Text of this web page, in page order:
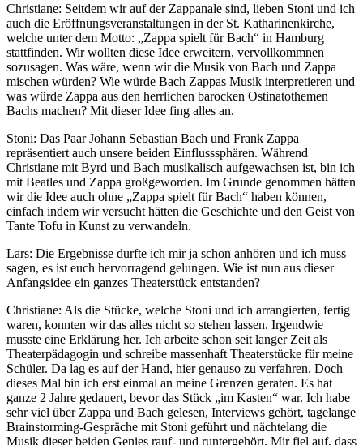
Christiane: Seitdem wir auf der Zappanale sind, lieben Stoni und ich
auch die Eröffnungsveranstaltungen in der St. Katharinenkirche,
welche unter dem Motto: „Zappa spielt für Bach“ in Hamburg
stattfinden. Wir wollten diese Idee erweitern, vervollkommnen
sozusagen. Was wäre, wenn wir die Musik von Bach und Zappa
mischen würden? Wie würde Bach Zappas Musik interpretieren und
was würde Zappa aus den herrlichen barocken Ostinatothemen
Bachs machen? Mit dieser Idee fing alles an.
Stoni: Das Paar Johann Sebastian Bach und Frank Zappa
repräsentiert auch unsere beiden Einflusssphären. Während
Christiane mit Byrd und Bach musikalisch aufgewachsen ist, bin ich
mit Beatles und Zappa großgeworden. Im Grunde genommen hätten
wir die Idee auch ohne „Zappa spielt für Bach“ haben können,
einfach indem wir versucht hätten die Geschichte und den Geist von
Tante Tofu in Kunst zu verwandeln.
Lars: Die Ergebnisse durfte ich mir ja schon anhören und ich muss
sagen, es ist euch hervorragend gelungen. Wie ist nun aus dieser
Anfangsidee ein ganzes Theaterstück entstanden?
Christiane: Als die Stücke, welche Stoni und ich arrangierten, fertig
waren, konnten wir das alles nicht so stehen lassen. Irgendwie
musste eine Erklärung her. Ich arbeite schon seit langer Zeit als
Theaterpädagogin und schreibe massenhaft Theaterstücke für meine
Schüler. Da lag es auf der Hand, hier genauso zu verfahren. Doch
dieses Mal bin ich erst einmal an meine Grenzen geraten. Es hat
ganze 2 Jahre gedauert, bevor das Stück „im Kasten“ war. Ich habe
sehr viel über Zappa und Bach gelesen, Interviews gehört, tagelange
Brainstorming-Gespräche mit Stoni geführt und nächtelang die
Musik dieser beiden Genies rauf- und runtergehört. Mir fiel auf, dass